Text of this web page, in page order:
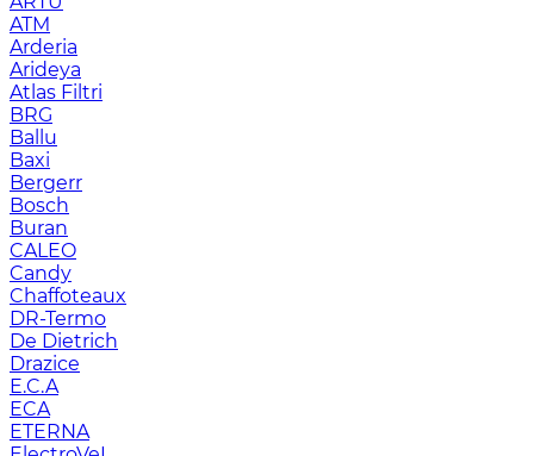
ATM
Arderia
Arideya
Atlas Filtri
BRG
Ballu
Baxi
Bergerr
Bosch
Buran
CALEO
Candy
Chaffoteaux
DR-Termo
De Dietrich
Drazice
E.C.A
ECA
ETERNA